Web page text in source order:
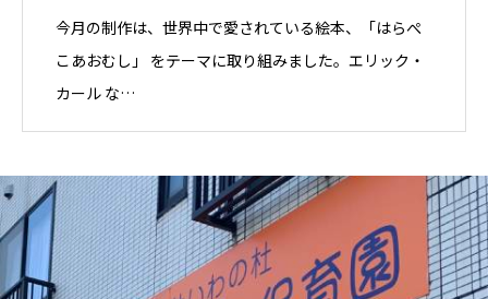
今月の制作は、世界中で愛されている絵本、「はらぺ
こあおむし」 をテーマに取り組みました。エリック・
カール な…